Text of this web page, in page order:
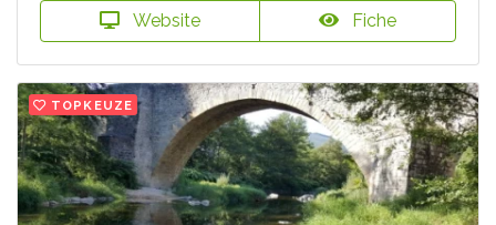
Website Fiche
TOPKEUZE